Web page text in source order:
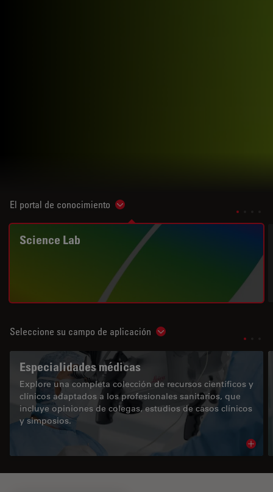
El portal de conocimiento Show subnavigation
Science Lab
Seleccione su campo de aplicación Show subnavigation
Especialidades médicas
Explore una completa colección de recursos científicos y
clínicos adaptados a los profesionales sanitarios, que
incluye opiniones de colegas, estudios de casos clínicos
y simposios.